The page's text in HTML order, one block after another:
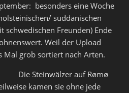
besonders eine Woche
süddänischen
schwedischen Freunden) Ende
Weil der Upload
Mal grob sortiert nach Arten.
Die Steinwälzer auf Rømø
kamen sie ohne jede